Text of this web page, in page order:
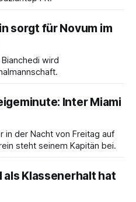
sorgt für Novum im
wird
Inter Miami
in der Nacht von Freitag auf
steht seinem Kapitän bei.
als Klassenerhalt hat